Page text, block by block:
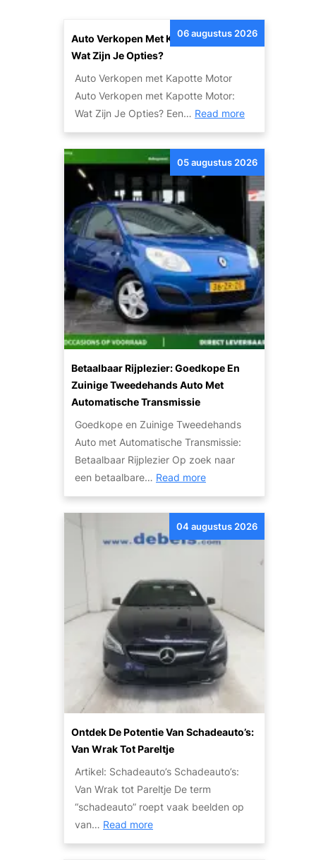
Auto Verkopen Met Kapotte Motor:
Wat Zijn Je Opties?
06 augustus 2026
Auto Verkopen met Kapotte Motor
Auto Verkopen met Kapotte Motor:
Wat Zijn Je Opties? Een… Read more:
A
u
t
V
r
k
o
p
e
n
m
e
W
j
n
Betaalbaar Rijplezier: Goedkope En
Zuinige Tweedehands Auto Met
Automatische Transmissie
05 augustus 2026
Goedkope en Zuinige Tweedehands
Auto met Automatische Transmissie:
Betaalbaar Rijplezier Op zoek naar
een betaalbare… Read more:
B
e
t
a
b
a
r
R
i
z
i
e
:
Ontdek De Potentie Van Schadeauto’s:
Van Wrak Tot Pareltje
04 augustus 2026
Artikel: Schadeauto’s Schadeauto’s:
Van Wrak tot Pareltje De term
“schadeauto” roept vaak beelden op
van… Read more:
O